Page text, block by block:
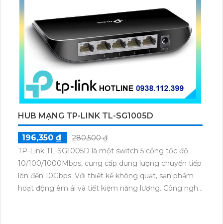
HUB MẠNG TP-LINK TL-SG1005D
196,350 ₫
280,500 ₫
TP-Link TL-SG1005D là một switch 5 cổng tốc độ
10/100/1000Mbps, cung cấp dung lượng chuyển tiếp
lên đến 10Gbps. Với thiết kế không quạt, sản phẩm
hoạt động êm ái và tiết kiệm năng lượng. Công nghệ